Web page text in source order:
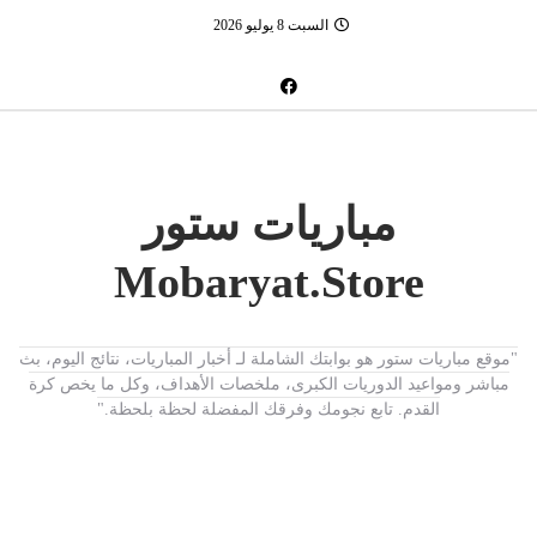
السبت 8 يوليو 2026
مباريات ستور
Mobaryat.Store
"موقع مباريات ستور هو بوابتك الشاملة لـ أخبار المباريات، نتائج اليوم، بث
مباشر ومواعيد الدوريات الكبرى، ملخصات الأهداف، وكل ما يخص كرة
القدم. تابع نجومك وفرقك المفضلة لحظة بلحظة."